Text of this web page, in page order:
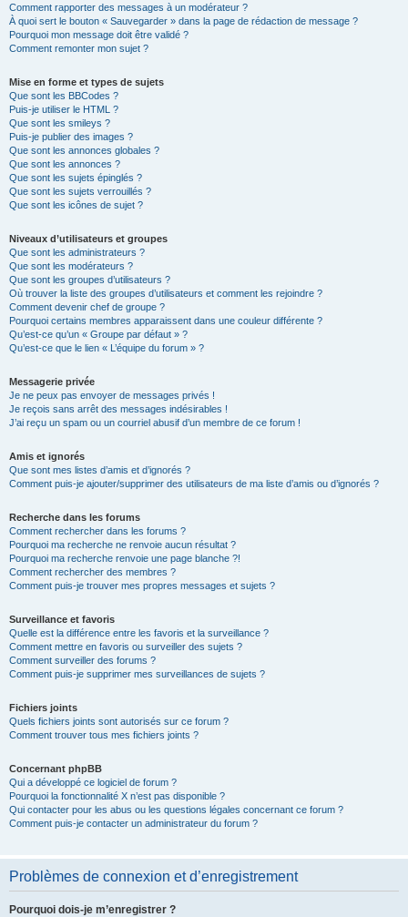
Comment rapporter des messages à un modérateur ?
À quoi sert le bouton « Sauvegarder » dans la page de rédaction de message ?
Pourquoi mon message doit être validé ?
Comment remonter mon sujet ?
Mise en forme et types de sujets
Que sont les BBCodes ?
Puis-je utiliser le HTML ?
Que sont les smileys ?
Puis-je publier des images ?
Que sont les annonces globales ?
Que sont les annonces ?
Que sont les sujets épinglés ?
Que sont les sujets verrouillés ?
Que sont les icônes de sujet ?
Niveaux d’utilisateurs et groupes
Que sont les administrateurs ?
Que sont les modérateurs ?
Que sont les groupes d’utilisateurs ?
Où trouver la liste des groupes d’utilisateurs et comment les rejoindre ?
Comment devenir chef de groupe ?
Pourquoi certains membres apparaissent dans une couleur différente ?
Qu’est-ce qu’un « Groupe par défaut » ?
Qu’est-ce que le lien « L’équipe du forum » ?
Messagerie privée
Je ne peux pas envoyer de messages privés !
Je reçois sans arrêt des messages indésirables !
J’ai reçu un spam ou un courriel abusif d’un membre de ce forum !
Amis et ignorés
Que sont mes listes d’amis et d’ignorés ?
Comment puis-je ajouter/supprimer des utilisateurs de ma liste d’amis ou d’ignorés ?
Recherche dans les forums
Comment rechercher dans les forums ?
Pourquoi ma recherche ne renvoie aucun résultat ?
Pourquoi ma recherche renvoie une page blanche ?!
Comment rechercher des membres ?
Comment puis-je trouver mes propres messages et sujets ?
Surveillance et favoris
Quelle est la différence entre les favoris et la surveillance ?
Comment mettre en favoris ou surveiller des sujets ?
Comment surveiller des forums ?
Comment puis-je supprimer mes surveillances de sujets ?
Fichiers joints
Quels fichiers joints sont autorisés sur ce forum ?
Comment trouver tous mes fichiers joints ?
Concernant phpBB
Qui a développé ce logiciel de forum ?
Pourquoi la fonctionnalité X n’est pas disponible ?
Qui contacter pour les abus ou les questions légales concernant ce forum ?
Comment puis-je contacter un administrateur du forum ?
Problèmes de connexion et d’enregistrement
Pourquoi dois-je m’enregistrer ?